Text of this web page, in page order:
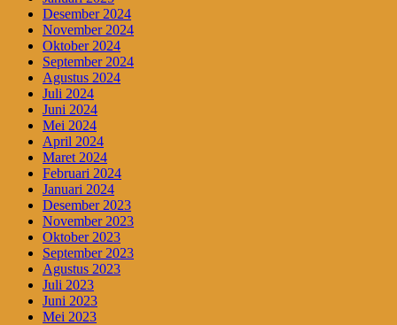
Desember 2024
November 2024
Oktober 2024
September 2024
Agustus 2024
Juli 2024
Juni 2024
Mei 2024
April 2024
Maret 2024
Februari 2024
Januari 2024
Desember 2023
November 2023
Oktober 2023
September 2023
Agustus 2023
Juli 2023
Juni 2023
Mei 2023